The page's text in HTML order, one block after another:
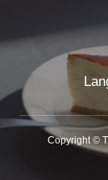
Copyright ©